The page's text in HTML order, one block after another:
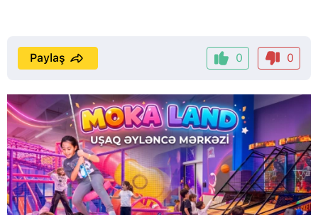
0 0
Paylaş